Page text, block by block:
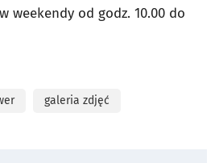
weekendy od godz. 10.00 do
galeria zdjęć